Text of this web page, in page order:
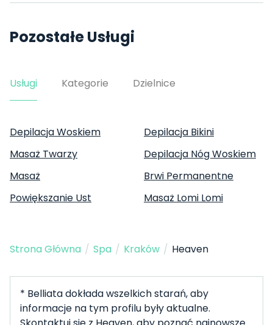
Pozostałe Usługi
Usługi Kategorie Dzielnice
Depilacja Woskiem
Depilacja Bikini
Masaż Twarzy
Depilacja Nóg Woskiem
Masaż
Brwi Permanentne
Powiększanie Ust
Masaż Lomi Lomi
Strona Główna / Spa / Kraków / Heaven
* Belliata dokłada wszelkich starań, aby
informacje na tym profilu były aktualne.